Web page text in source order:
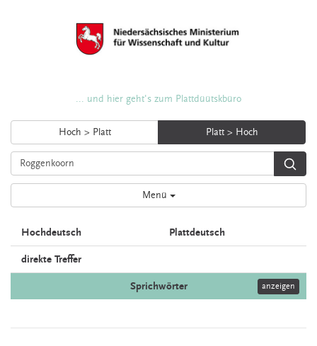
... und hier geht's zum Plattdüütskbüro
Hoch > Platt Platt > Hoch
Menü
Hochdeutsch Plattdeutsch
direkte Treffer
Sprichwörter anzeigen